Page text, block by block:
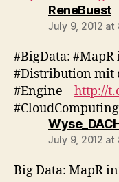
ReneBuest
July 9, 2012 at
#BigData:
#Distribution mit
#Engine –http://
#CloudComputing
July 9, 2012 at
Big Data: MapR